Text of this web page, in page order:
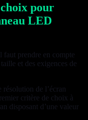
pour
LED
faut prendre en compte
et des exigences de
de l’écran
critère de choix à
disposant d’une valeur